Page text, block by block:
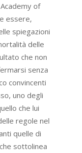
of
essere,
spiegazioni
delle
che non
senza
convincenti
uno degli
che lui
regole nel
quelle di
sottolinea